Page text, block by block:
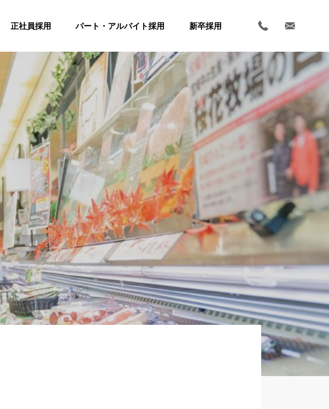
お知らせ
企業について
正社員採用
パート・アルバイト採用
正社員採用 パート・アルバイト採用 新卒採用